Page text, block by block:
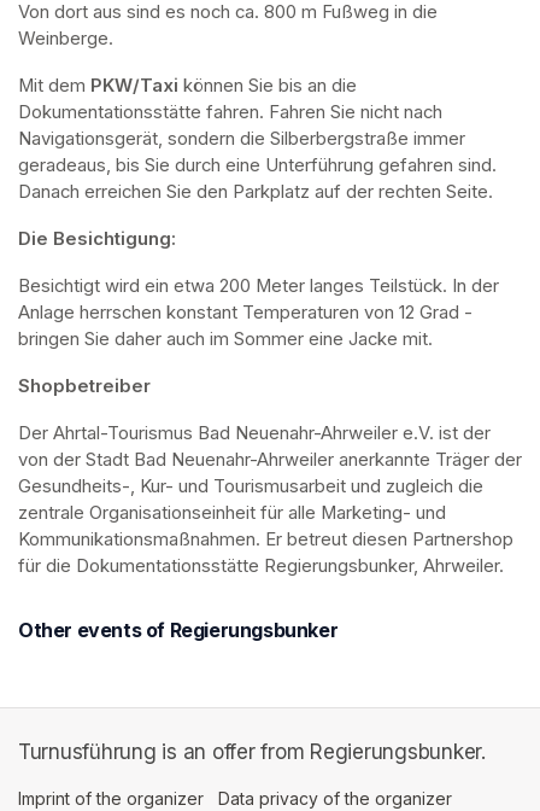
Von dort aus sind es noch ca. 800 m Fußweg in die
Weinberge.
Mit dem PKW/Taxi können Sie bis an die
Dokumentationsstätte fahren. Fahren Sie nicht nach
Navigationsgerät, sondern die Silberbergstraße immer
geradeaus, bis Sie durch eine Unterführung gefahren sind.
Danach erreichen Sie den Parkplatz auf der rechten Seite.
Die Besichtigung:
Besichtigt wird ein etwa 200 Meter langes Teilstück. In der
Anlage herrschen konstant Temperaturen von 12 Grad -
bringen Sie daher auch im Sommer eine Jacke mit.
Shopbetreiber
Der Ahrtal-Tourismus Bad Neuenahr-Ahrweiler e.V. ist der
von der Stadt Bad Neuenahr-Ahrweiler anerkannte Träger der
Gesundheits-, Kur- und Tourismusarbeit und zugleich die
zentrale Organisationseinheit für alle Marketing- und
Kommunikationsmaßnahmen. Er betreut diesen Partnershop
für die Dokumentationsstätte Regierungsbunker, Ahrweiler.
Other events of Regierungsbunker
Turnusführung is an offer from Regierungsbunker.
Imprint of the organizer (opens in a new tab)
Data privacy of the organizer